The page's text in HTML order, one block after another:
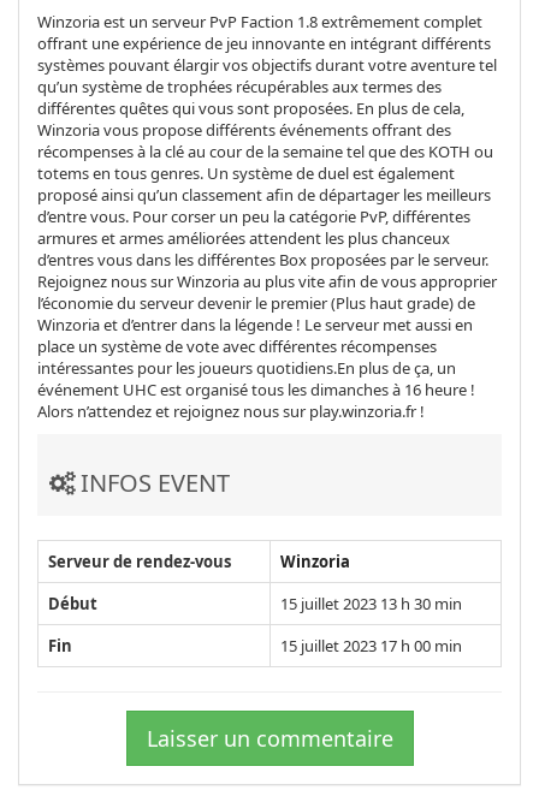
Winzoria est un serveur PvP Faction 1.8 extrêmement complet
offrant une expérience de jeu innovante en intégrant différents
systèmes pouvant élargir vos objectifs durant votre aventure tel
qu’un système de trophées récupérables aux termes des
différentes quêtes qui vous sont proposées. En plus de cela,
Winzoria vous propose différents événements offrant des
récompenses à la clé au cour de la semaine tel que des KOTH ou
totems en tous genres. Un système de duel est également
proposé ainsi qu’un classement afin de départager les meilleurs
d’entre vous. Pour corser un peu la catégorie PvP, différentes
armures et armes améliorées attendent les plus chanceux
d’entres vous dans les différentes Box proposées par le serveur.
Rejoignez nous sur Winzoria au plus vite afin de vous approprier
l’économie du serveur devenir le premier (Plus haut grade) de
Winzoria et d’entrer dans la légende ! Le serveur met aussi en
place un système de vote avec différentes récompenses
intéressantes pour les joueurs quotidiens.En plus de ça, un
événement UHC est organisé tous les dimanches à 16 heure !
Alors n’attendez et rejoignez nous sur play.winzoria.fr !
INFOS EVENT
Serveur de rendez-vous
Winzoria
Début
15 juillet 2023 13 h 30 min
Fin
15 juillet 2023 17 h 00 min
Laisser un commentaire